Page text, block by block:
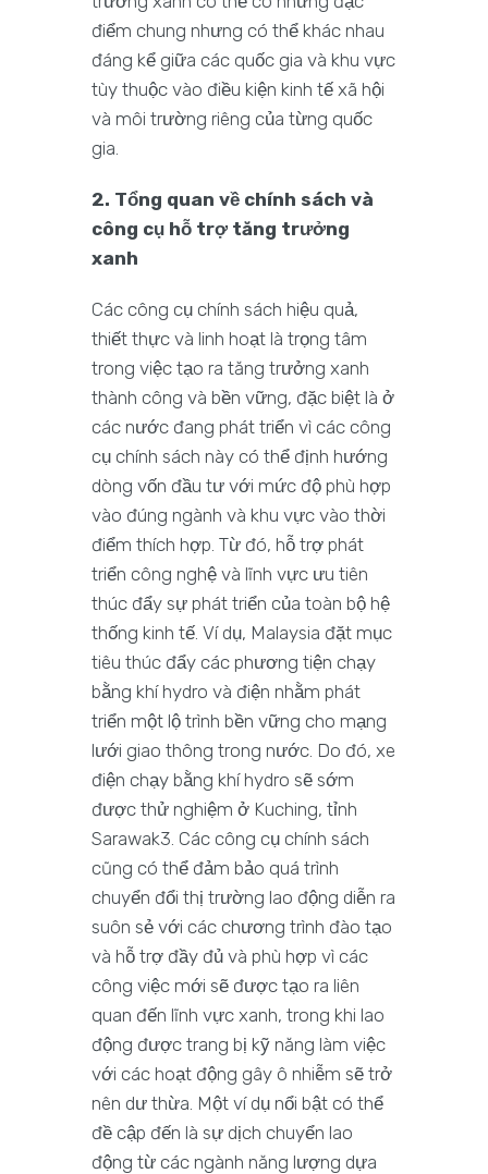
điểm chung nhưng có thể khác nhau
đáng kể giữa các quốc gia và khu vực
tùy thuộc vào điều kiện kinh tế xã hội
và môi trường riêng của từng quốc
gia.
2. Tổng quan về chính sách và
công cụ hỗ trợ tăng trưởng
xanh
Các công cụ chính sách hiệu quả,
thiết thực và linh hoạt là trọng tâm
trong việc tạo ra tăng trưởng xanh
thành công và bền vững, đặc biệt là ở
các nước đang phát triển vì các công
cụ chính sách này có thể định hướng
dòng vốn đầu tư với mức độ phù hợp
vào đúng ngành và khu vực vào thời
điểm thích hợp. Từ đó, hỗ trợ phát
triển công nghệ và lĩnh vực ưu tiên
thúc đẩy sự phát triển của toàn bộ hệ
thống kinh tế. Ví dụ, Malaysia đặt mục
tiêu thúc đẩy các phương tiện chạy
bằng khí hydro và điện nhằm phát
triển một lộ trình bền vững cho mạng
lưới giao thông trong nước. Do đó, xe
điện chạy bằng khí hydro sẽ sớm
được thử nghiệm ở Kuching, tỉnh
Sarawak3. Các công cụ chính sách
cũng có thể đảm bảo quá trình
chuyển đổi thị trường lao động diễn ra
suôn sẻ với các chương trình đào tạo
và hỗ trợ đầy đủ và phù hợp vì các
công việc mới sẽ được tạo ra liên
quan đến lĩnh vực xanh, trong khi lao
động được trang bị kỹ năng làm việc
với các hoạt động gây ô nhiễm sẽ trở
nên dư thừa. Một ví dụ nổi bật có thể
đề cập đến là sự dịch chuyển lao
động từ các ngành năng lượng dựa